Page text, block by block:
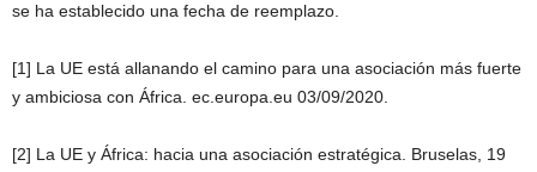
se ha establecido una fecha de reemplazo.
[1] La UE está allanando el camino para una asociación más fuerte
y ambiciosa con África. ec.europa.eu 03/09/2020.
[2] La UE y África: hacia una asociación estratégica. Bruselas, 19